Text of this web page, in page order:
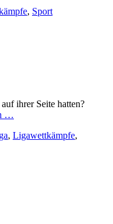
, Sport
ihrer Seite hatten?
…
, Ligawettkämpfe,